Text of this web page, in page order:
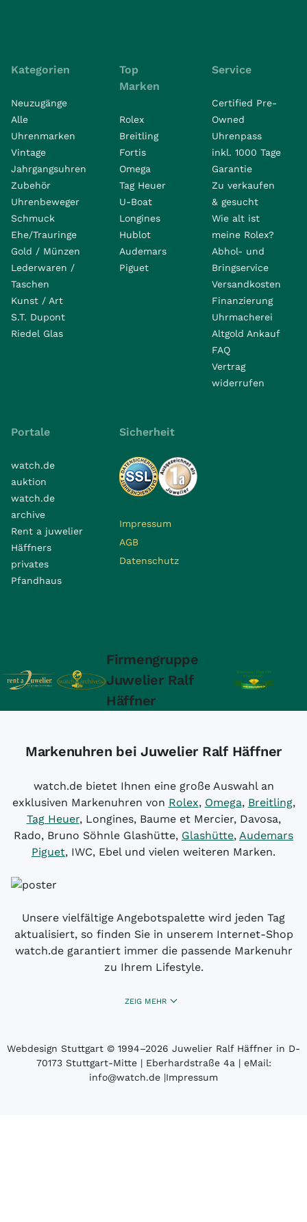
Kategorien
Neuzugänge
Alle
Uhrenmarken
Vintage
Jahrgangsuhren
Zubehör
Uhrenbeweger
Schmuck
Ehe/Trauringe
Gold / Münzen
Lederwaren /
Taschen
Kunst / Art
S.T. Dupont
Riedel Glas
Top
Marken
Rolex
Breitling
Fortis
Omega
Tag Heuer
U-Boat
Longines
Hublot
Audemars
Piguet
Service
Certified Pre-
Owned
Uhrenpass
inkl. 1000 Tage
Garantie
Zu verkaufen
& gesucht
Wie alt ist
meine Rolex?
Abhol- und
Bringservice
Versandkosten
Finanzierung
Uhrmacherei
Altgold Ankauf
FAQ
Vertrag
widerrufen
Portale
watch.de
auktion
watch.de
archive
Rent a juwelier
Häffners
privates
Pfandhaus
Sicherheit
Impressum
AGB
Datenschutz
Firmengruppe
Juwelier Ralf
Häffner
Markenuhren bei Juwelier Ralf Häffner
watch.de bietet Ihnen eine große Auswahl an
exklusiven Markenuhren von Rolex, Omega, Breitling,
Tag Heuer, Longines, Baume et Mercier, Davosa,
Rado, Bruno Söhnle Glashütte, Glashütte, Audemars
Piguet, IWC, Ebel und vielen weiteren Marken.
Unsere vielfältige Angebotspalette wird jeden Tag
aktualisiert, so finden Sie in unserem Internet-Shop
watch.de garantiert immer die passende Markenuhr
zu Ihrem Lifestyle.
ZEIG MEHR
Webdesign Stuttgart © 1994­–2026 Juwelier Ralf Häffner in D-
70173 Stuttgart-Mitte | Eberhardstraße 4a | eMail:
info@watch.de |Impressum